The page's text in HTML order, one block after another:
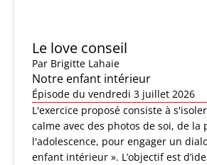
Le love conseil
Par Brigitte Lahaie
Notre enfant intérieur
Épisode du vendredi 3 juillet 2026
L'exercice proposé consiste à
calme avec des photos de soi, de la
l'adolescence, pour engager un
enfant intérieur ». L’objectif est